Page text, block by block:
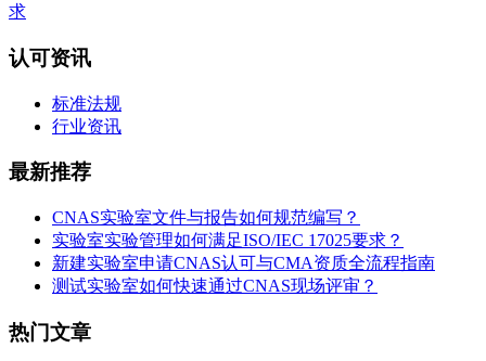
求
认可资讯
标准法规
行业资讯
最新推荐
CNAS实验室文件与报告如何规范编写？
实验室实验管理如何满足ISO/IEC 17025要求？
新建实验室申请CNAS认可与CMA资质全流程指南
测试实验室如何快速通过CNAS现场评审？
热门文章